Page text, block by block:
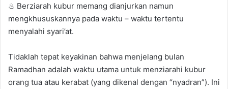
♨ Berziarah kubur memang dianjurkan namun
mengkhususkannya pada waktu – waktu tertentu
menyalahi syari’at.
Tidaklah tepat keyakinan bahwa menjelang bulan
Ramadhan adalah waktu utama untuk menziarahi kubur
orang tua atau kerabat (yang dikenal dengan “nyadran”). Ini